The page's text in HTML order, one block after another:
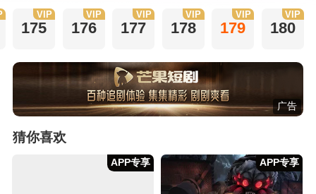
175
VIP
176
VIP
177
VIP
178
VIP
179
VIP
180
VIP
广告
猜你喜欢
APP专享 APP专享